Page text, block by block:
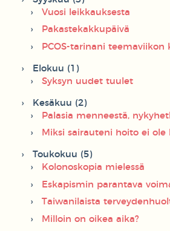
Vuosi leikkauksesta
Pakastekakkupäivä
PCOS-tarinani teemaviikon
Elokuu (1)
Syksyn uudet tuulet
Kesäkuu (2)
Palasia menneestä,
Miksi sairauteni hoito ei ole
Toukokuu (5)
Kolonoskopia mielessä
Eskapismin parantava
Taiwanilaista
Milloin on oikea aika?